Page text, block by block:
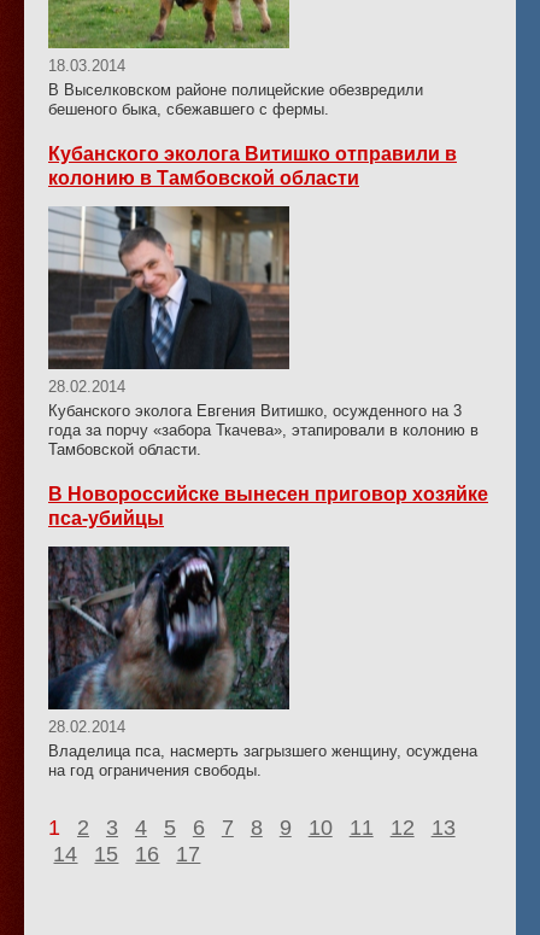
18.03.2014
В Выселковском районе полицейские обезвредили
бешеного быка, сбежавшего с фермы.
Кубанского эколога Витишко отправили в
колонию в Тамбовской области
28.02.2014
Кубанского эколога Евгения Витишко, осужденного на 3
года за порчу «забора Ткачева», этапировали в колонию в
Тамбовской области.
В Новороссийске вынесен приговор хозяйке
пса-убийцы
28.02.2014
Владелица пса, насмерть загрызшего женщину, осуждена
на год ограничения свободы.
1 2 3 4 5 6 7 8 9 10 11 12
13
14
15 16 17